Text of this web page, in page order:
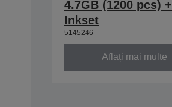
4.7GB (1200 pcs) +
Inkset
5145246
Aflați mai multe